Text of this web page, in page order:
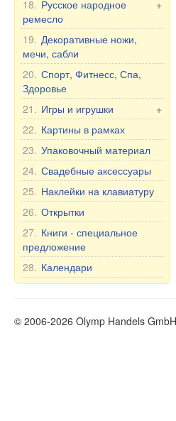
Чай и Травы
Масла
Здоровье
БАД
Прочее
Уход за полостью рта
Продукты питания
Чашки и кружки
Тарелки, пиалы и др.
Чайники и сахарницы
Чайные и столовые
сервизы на 6 персон
Матрёшка Россия
Матрёшка, другое
Матрёшка под бутылку
+
18. Русское народное
ремесло
Хохлома
Шкатулки и Картинки из
дерева
19. Декоративные ножи,
мечи, сабли
20. Спорт, Фитнесс, Спа,
Здоровье
+
21. Игры и игрушки
Игрушки
Неваляшки
Мягкие игрушки
Игры
22. Картины в рамках
23. Упаковочный материал
24. Свадебные аксессуары
25. Наклейки на клавиатуру
26. Открытки
27. Книги - специальное
предложение
28. Календари
© 2006-2026 Olymp Handels